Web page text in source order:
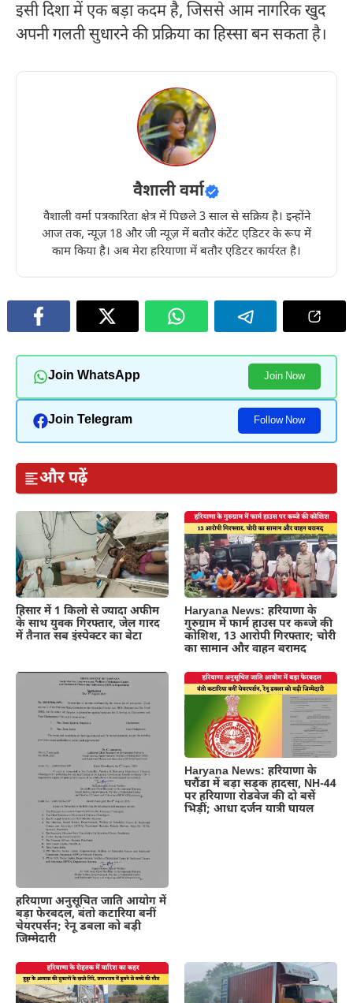
इसी दिशा में एक बड़ा कदम है, जिससे आम नागरिक खुद
अपनी गलती सुधारने की प्रक्रिया का हिस्सा बन सकता है।
वैशाली वर्मा
वैशाली वर्मा पत्रकारिता क्षेत्र में पिछले 3 साल से सक्रिय है। इन्होंने
आज तक, न्यूज़ 18 और जी न्यूज़ में बतौर कंटेंट एडिटर के रूप में
काम किया है। अब मेरा हरियाणा में बतौर एडिटर कार्यरत है।
Join WhatsApp Join Now
Join Telegram Follow Now
और पढ़ें
हिसार में 1 किलो से ज्यादा अफीम
के साथ युवक गिरफ्तार, जेल गारद
में तैनात सब इंस्पेक्टर का बेटा
Haryana News: हरियाणा के
गुरुग्राम में फार्म हाउस पर कब्जे की
कोशिश, 13 आरोपी गिरफ्तार; चोरी
का सामान और वाहन बरामद
हरियाणा अनुसूचित जाति आयोग में
बड़ा फेरबदल, बंतो कटारिया बनीं
चेयरपर्सन; रेनू डबला को बड़ी
जिम्मेदारी
Haryana News: हरियाणा के
घरौंडा में बड़ा सड़क हादसा, NH-44
पर हरियाणा रोडवेज की दो बसें
भिड़ीं; आधा दर्जन यात्री घायल